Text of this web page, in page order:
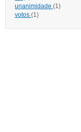
unanimidade (1)
votos (1)